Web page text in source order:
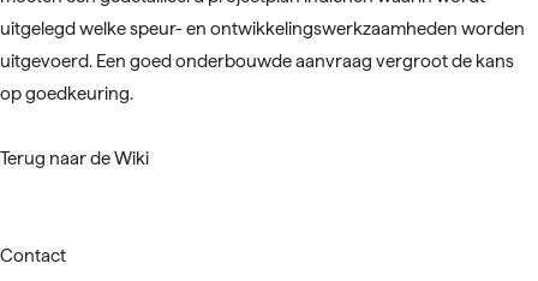
uitgelegd welke speur- en ontwikkelingswerkzaamheden worden
uitgevoerd. Een goed onderbouwde aanvraag vergroot de kans
op goedkeuring.
Terug naar de Wiki
Contact